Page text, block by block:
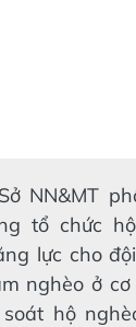
NN&MT
tổ chức
lực cho
nghèo ở
hộ